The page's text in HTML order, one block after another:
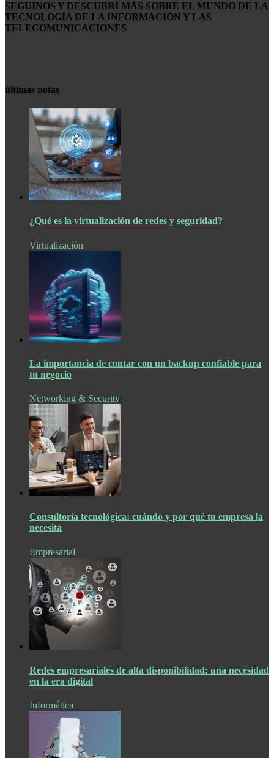
SEGUINOS Y DESCUBRÍ MÁS SOBRE EL MUNDO DE LA
TECNOLOGÍA DE LA INFORMACIÓN Y LAS
TELECOMUNICACIONES
últimas notas
¿Qué es la virtualización de redes y seguridad?
Virtualización
La importancia de contar con un backup confiable para
tu negocio
Networking & Security
Consultoría tecnológica: cuándo y por qué tu empresa la
necesita
Empresarial
Redes empresariales de alta disponibilidad: una necesidad
en la era digital
Informática